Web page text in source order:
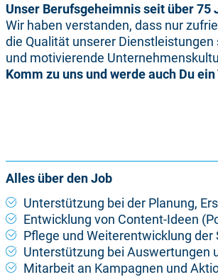
Unser Berufsgeheimnis seit über 75
Wir haben verstanden, dass nur
die Qualität unserer
und motivierende
Komm zu uns und werde auch Du
Alles über den Job
Unterstützung bei der Planung,
Entwicklung von Content-Ideen
Pflege und Weiterentwicklung der
Unterstützung bei Auswertungen
Mitarbeit an Kampagnen und